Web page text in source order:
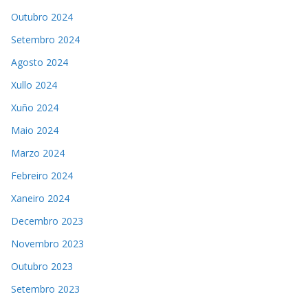
Outubro 2024
Setembro 2024
Agosto 2024
Xullo 2024
Xuño 2024
Maio 2024
Marzo 2024
Febreiro 2024
Xaneiro 2024
Decembro 2023
Novembro 2023
Outubro 2023
Setembro 2023